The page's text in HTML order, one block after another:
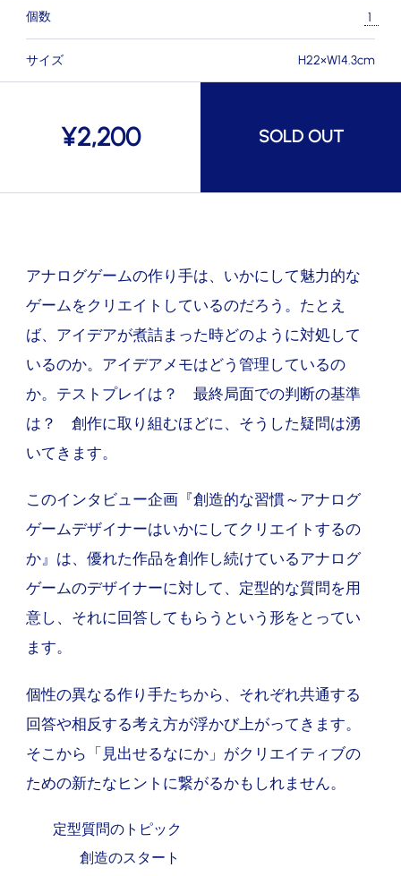
個数
サイズ H22×W14.3cm
¥2,200 SOLD OUT
アナログゲームの作り手は、いかにして魅力的な
ゲームをクリエイトしているのだろう。たとえ
ば、アイデアが煮詰まった時どのように対処して
いるのか。アイデアメモはどう管理しているの
か。テストプレイは？ 最終局面での判断の基準
は？ 創作に取り組むほどに、そうした疑問は湧
いてきます。
このインタビュー企画『創造的な習慣～アナログ
ゲームデザイナーはいかにしてクリエイトするの
か』は、優れた作品を創作し続けているアナログ
ゲームのデザイナーに対して、定型的な質問を用
意し、それに回答してもらうという形をとってい
ます。
個性の異なる作り手たちから、それぞれ共通する
回答や相反する考え方が浮かび上がってきます。
そこから「見出せるなにか」がクリエイティブの
ための新たなヒントに繋がるかもしれません。
定型質問のトピック
創造のスタート